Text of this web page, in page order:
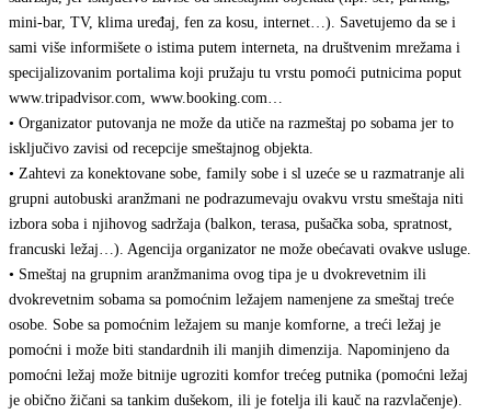
mini-bar, TV, klima uređaj, fen za kosu, internet…). Savetujemo da se i
sami više informišete o istima putem interneta, na društvenim mrežama i
specijalizovanim portalima koji pružaju tu vrstu pomoći putnicima poput
www.tripadvisor.com, www.booking.com…
• Organizator putovanja ne može da utiče na razmeštaj po sobama jer to
isključivo zavisi od recepcije smeštajnog objekta.
• Zahtevi za konektovane sobe, family sobe i sl uzeće se u razmatranje ali
grupni autobuski aranžmani ne podrazumevaju ovakvu vrstu smeštaja niti
izbora soba i njihovog sadržaja (balkon, terasa, pušačka soba, spratnost,
francuski ležaj…). Agencija organizator ne može obećavati ovakve usluge.
• Smeštaj na grupnim aranžmanima ovog tipa je u dvokrevetnim ili
dvokrevetnim sobama sa pomoćnim ležajem namenjene za smeštaj treće
osobe. Sobe sa pomoćnim ležajem su manje komforne, a treći ležaj je
pomoćni i može biti standardnih ili manjih dimenzija. Napominjeno da
pomoćni ležaj može bitnije ugroziti komfor trećeg putnika (pomoćni ležaj
je obično žičani sa tankim dušekom, ili je fotelja ili kauč na razvlačenje).